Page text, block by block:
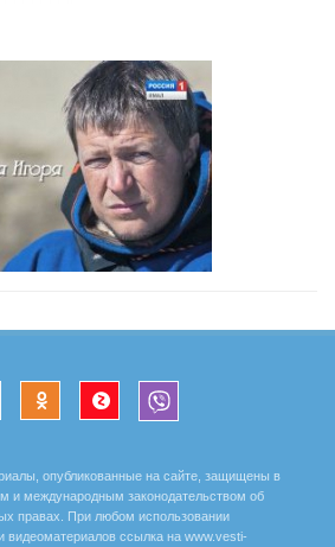
опубликованные на сайте, защищены в
и международным законодательством об
правах. При любом использовании
видеоматериалов ссылка на www.vesti-